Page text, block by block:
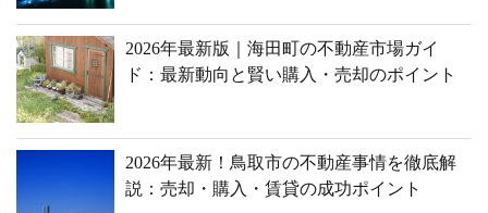
2026年最新版｜海田町の不動産市場ガイ
ド：最新動向と賢い購入・売却のポイント
2026年最新！鳥取市の不動産事情を徹底解
説：売却・購入・賃貸の成功ポイント